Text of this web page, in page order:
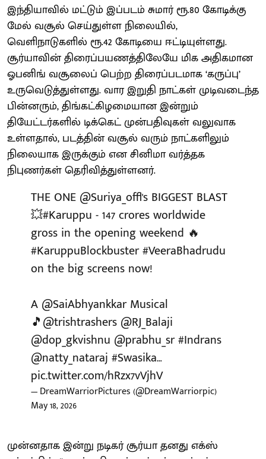
இந்தியாவில் மட்டும் இப்படம் சுமார் ரூ.80 கோடிக்கு
மேல் வசூல் செய்துள்ள நிலையில்,
வெளிநாடுகளில் ரூ.42 கோடியை ஈட்டியுள்ளது.
சூர்யாவின் திரைப்பயணத்திலேயே மிக அதிகமான
ஓபனிங் வசூலைப் பெற்ற திரைப்படமாக ‘கருப்பு’
உருவெடுத்துள்ளது. வார இறுதி நாட்கள் முடிவடைந்த
பின்னரும், திங்கட்கிழமையான இன்றும்
தியேட்டர்களில் டிக்கெட் முன்பதிவுகள் வலுவாக
உள்ளதால், படத்தின் வசூல் வரும் நாட்களிலும்
நிலையாக இருக்கும் என சினிமா வர்த்தக
நிபுணர்கள் தெரிவித்துள்ளனர்.
THE ONE @Suriya_offl's BIGGEST BLAST
💥#Karuppu - 147 crores worldwide
gross in the opening weekend 🔥
#KaruppuBlockbuster#VeeraBhadrudu
on the big screens now!
A @SaiAbhyankkarMusical
🎵@trishtrashers @RJ_Balaji
@dop_gkvishnu @prabhu_sr#Indrans
@natty_nataraj #Swasika…
pic.twitter.com/hRzx7vVjhV
— DreamWarriorPictures (@DreamWarriorpic)
May 18, 2026
முன்னதாக இன்று நடிகர் சூர்யா தனது எக்ஸ்